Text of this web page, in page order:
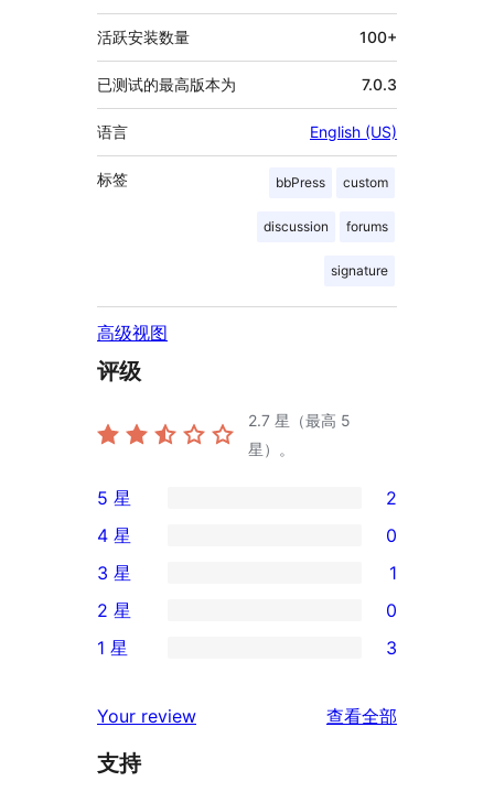
息
活跃安装数量 100+
已测试的最高版本为 7.0.3
语言 English (US)
标签 bbPress custom
discussion forums
signature
高级视图
评级
2.7 星（最高 5
星）。
2
条
5
星
评
5 星 2
条
4
星
价
4 星 0
1
条
3
评
价
3 星 1
条
星
评
2 星 0
1
星
1 星 3
Your review 查看全部
支持